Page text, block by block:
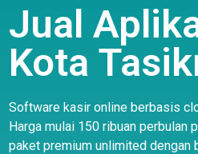
Jual
Kota
Software kasir online berbasis
Harga mulai 150 ribuan perbulan
paket premium unlimited dengan